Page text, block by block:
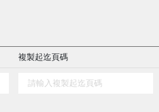
複製起迄頁碼